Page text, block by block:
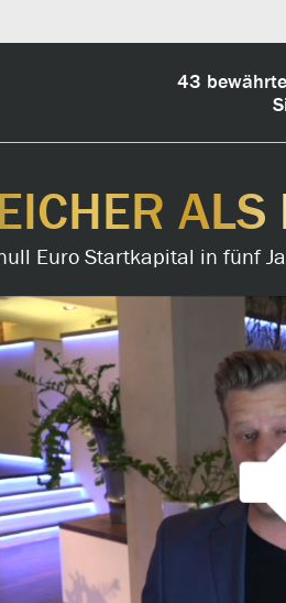
43
ALS
Euro Startkapital in fünf